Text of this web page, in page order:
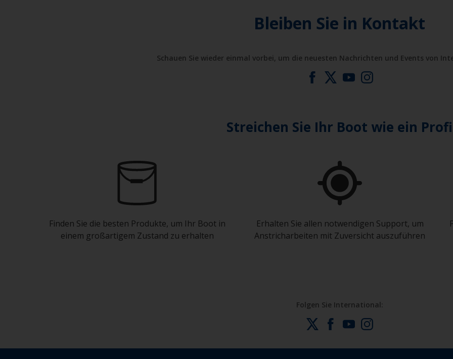
Bleiben Sie in Kontakt
Schauen Sie wieder einmal vorbei, um die neuesten Nachrichten und Events von
Streichen Sie Ihr Boot wie ein Profi
Finden Sie die besten Produkte, um Ihr Boot in
einem großartigem Zustand zu erhalten
Erhalten Sie allen notwendigen Support, um
Anstricharbeiten mit Zuversicht auszuführen
Folgen Sie International: